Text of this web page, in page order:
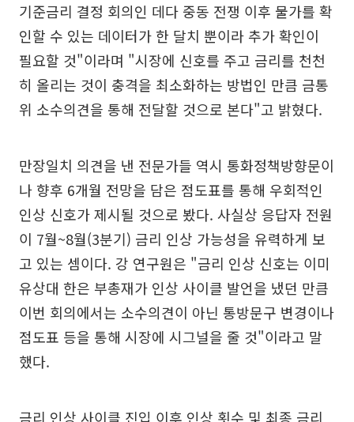
기준금리 결정 회의인 데다 중동 전쟁 이후 물가를 확
인할 수 있는 데이터가 한 달치 뿐이라 추가 확인이
필요할 것"이라며 "시장에 신호를 주고 금리를 천천
히 올리는 것이 충격을 최소화하는 방법인 만큼 금통
위 소수의견을 통해 전달할 것으로 본다"고 밝혔다.
만장일치 의견을 낸 전문가들 역시 통화정책방향문이
나 향후 6개월 전망을 담은 점도표를 통해 우회적인
인상 신호가 제시될 것으로 봤다. 사실상 응답자 전원
이 7월~8월(3분기) 금리 인상 가능성을 유력하게 보
고 있는 셈이다. 강 연구원은 "금리 인상 신호는 이미
유상대 한은 부총재가 인상 사이클 발언을 냈던 만큼
이번 회의에서는 소수의견이 아닌 통방문구 변경이나
점도표 등을 통해 시장에 시그널을 줄 것"이라고 말
했다.
금리 인상 사이클 진입 이후 인상 횟수 및 최종 금리